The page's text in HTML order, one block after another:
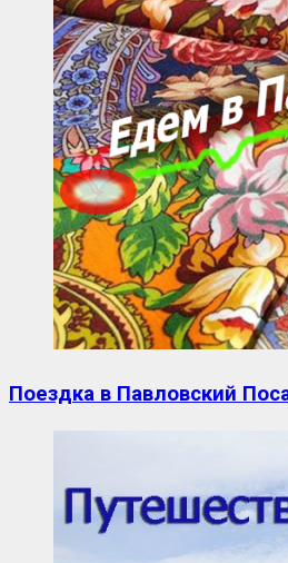
Поездка в Павловский